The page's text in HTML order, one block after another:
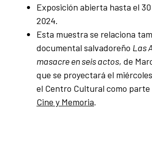
Exposición abierta hasta el
2024.
Esta muestra se relaciona
documental salvadoreño Las
masacre en seis actos, de
que se proyectará el
el Centro Cultural como parte
Cine y Memoria.